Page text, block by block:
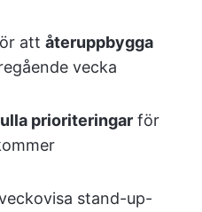
att återuppbygga
vecka
prioriteringar för
stand-up-